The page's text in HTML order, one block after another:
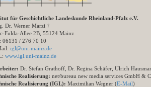
für Geschichtliche Landeskunde Rheinland-Pfalz e.V.
Dr. Werner Marzi †
Fulda-Allee 2B, 55124 Mainz
06131 / 276 70 10
igl@uni-mainz.de
www.igl.uni-mainz.de
Dr. Stefan Grathoff, Dr. Regina Schäfer, Ulrich
Realisierung: net/bureau new media services GmbH &
Realisierung (IGL): Maximilian Wegner (E-Mail)